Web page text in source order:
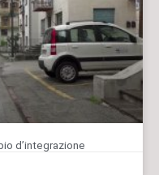
d’integrazione